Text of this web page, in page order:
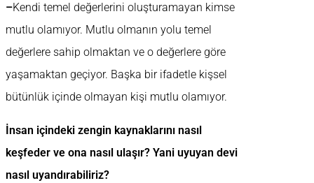
–Kendi temel değerlerini oluşturamayan kimse
mutlu olamıyor. Mutlu olmanın yolu temel
değerlere sahip olmaktan ve o değerlere göre
yaşamaktan geçiyor. Başka bir ifadetle kişsel
bütünlük içinde olmayan kişi mutlu olamıyor.
İnsan içindeki zengin kaynaklarını nasıl
keşfeder ve ona nasıl ulaşır? Yani uyuyan devi
nasıl uyandırabiliriz?